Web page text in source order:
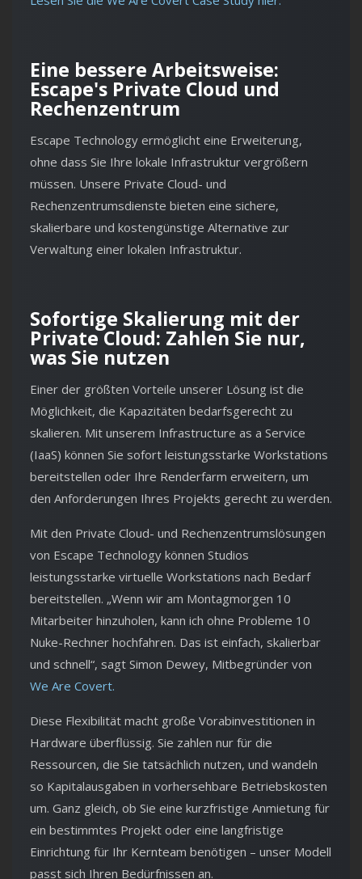
Eine bessere Arbeitsweise:
Escape's Private Cloud und
Rechenzentrum
Escape Technology ermöglicht eine Erweiterung,
ohne dass Sie Ihre lokale Infrastruktur vergrößern
müssen. Unsere Private Cloud- und
Rechenzentrumsdienste bieten eine sichere,
skalierbare und kostengünstige Alternative zur
Verwaltung einer lokalen Infrastruktur.
Sofortige Skalierung mit der
Private Cloud: Zahlen Sie nur,
was Sie nutzen
Einer der größten Vorteile unserer Lösung ist die
Möglichkeit, die Kapazitäten bedarfsgerecht zu
skalieren. Mit unserem Infrastructure as a Service
(IaaS) können Sie sofort leistungsstarke Workstations
bereitstellen oder Ihre Renderfarm erweitern, um
den Anforderungen Ihres Projekts gerecht zu werden.
Mit den Private Cloud- und Rechenzentrumslösungen
von Escape Technology können Studios
leistungsstarke virtuelle Workstations nach Bedarf
bereitstellen. „Wenn wir am Montagmorgen 10
Mitarbeiter hinzuholen, kann ich ohne Probleme 10
Nuke-Rechner hochfahren. Das ist einfach, skalierbar
und schnell“, sagt Simon Dewey, Mitbegründer von
We Are Covert.
Diese Flexibilität macht große Vorabinvestitionen in
Hardware überflüssig. Sie zahlen nur für die
Ressourcen, die Sie tatsächlich nutzen, und wandeln
so Kapitalausgaben in vorhersehbare Betriebskosten
um. Ganz gleich, ob Sie eine kurzfristige Anmietung für
ein bestimmtes Projekt oder eine langfristige
Einrichtung für Ihr Kernteam benötigen – unser Modell
passt sich Ihren Bedürfnissen an.